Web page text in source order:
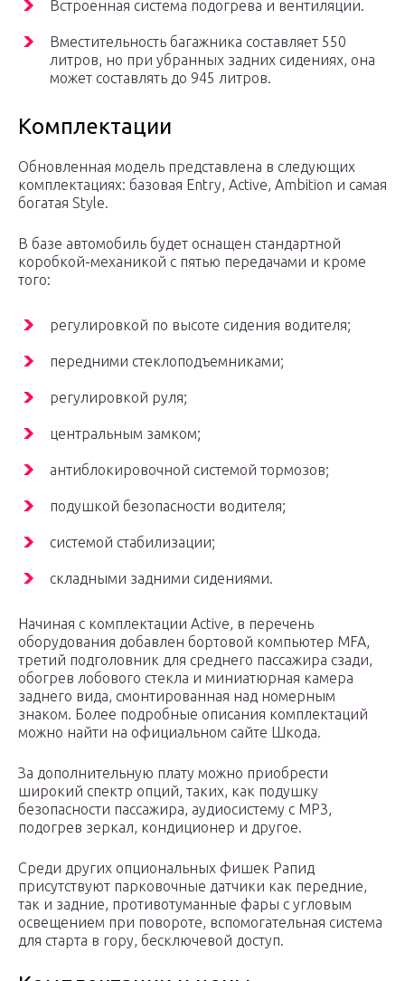
Встроенная система подогрева и вентиляции.
Вместительность багажника составляет 550
литров, но при убранных задних сидениях, она
может составлять до 945 литров.
Комплектации
Обновленная модель представлена в следующих
комплектациях: базовая Entry, Active, Ambition и самая
богатая Style.
В базе автомобиль будет оснащен стандартной
коробкой-механикой с пятью передачами и кроме
того:
регулировкой по высоте сидения водителя;
передними стеклоподъемниками;
регулировкой руля;
центральным замком;
антиблокировочной системой тормозов;
подушкой безопасности водителя;
системой стабилизации;
складными задними сидениями.
Начиная с комплектации Active, в перечень
оборудования добавлен бортовой компьютер MFA,
третий подголовник для среднего пассажира сзади,
обогрев лобового стекла и миниатюрная камера
заднего вида, смонтированная над номерным
знаком. Более подробные описания комплектаций
можно найти на официальном сайте Шкода.
За дополнительную плату можно приобрести
широкий спектр опций, таких, как подушку
безопасности пассажира, аудиосистему с МР3,
подогрев зеркал, кондиционер и другое.
Среди других опциональных фишек Рапид
присутствуют парковочные датчики как передние,
так и задние, противотуманные фары с угловым
освещением при повороте, вспомогательная система
для старта в гору, бесключевой доступ.